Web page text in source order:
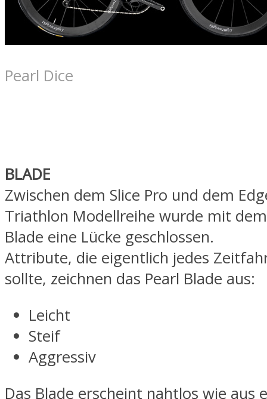
Pearl Dice
BLADE
Zwischen dem Slice Pro und dem
Triathlon Modellreihe wurde mit
Blade eine Lücke geschlossen.
Attribute, die eigentlich jedes
sollte, zeichnen das Pearl Blade aus:
Leicht
Steif
Aggressiv
Das Blade erscheint nahtlos wie aus